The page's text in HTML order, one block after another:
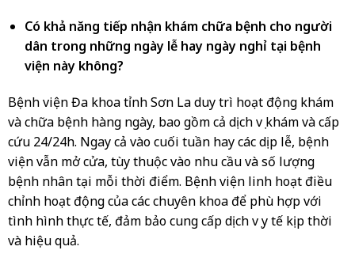
Có khả năng tiếp nhận khám chữa bệnh cho người
dân trong những ngày lễ hay ngày nghỉ tại bệnh
viện này không?
Bệnh viện Đa khoa tỉnh Sơn La duy trì hoạt động khám
và chữa bệnh hàng ngày, bao gồm cả dịch vụ khám và cấp
cứu 24/24h. Ngay cả vào cuối tuần hay các dịp lễ, bệnh
viện vẫn mở cửa, tùy thuộc vào nhu cầu và số lượng
bệnh nhân tại mỗi thời điểm. Bệnh viện linh hoạt điều
chỉnh hoạt động của các chuyên khoa để phù hợp với
tình hình thực tế, đảm bảo cung cấp dịch vụ y tế kịp thời
và hiệu quả.